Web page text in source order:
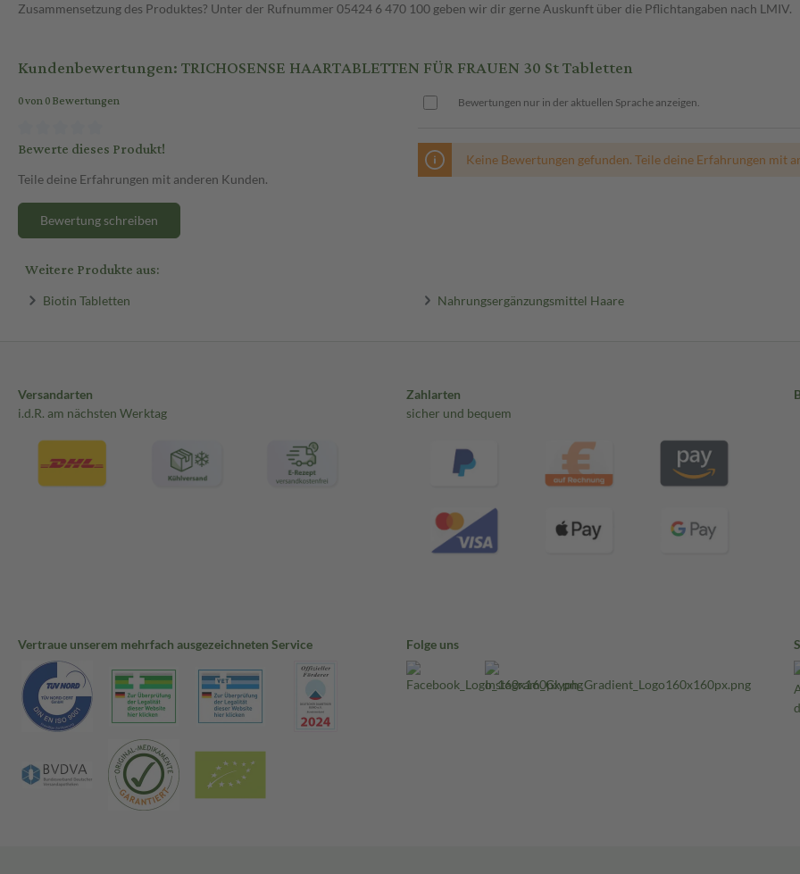
Zusammensetzung des Produktes? Unter der Rufnummer 05424 6 470 100 geben wir dir gerne Auskunft über die Pflichtangaben nach LMIV.
Kundenbewertungen: TRICHOSENSE HAARTABLETTEN FÜR FRAUEN 30 St Tabletten
0 von 0 Bewertungen
Bewerte dieses Produkt!
Teile deine Erfahrungen mit anderen Kunden.
Bewertung schreiben
Bewertungen nur in der aktuellen Sprache anzeigen.
Keine Bewertungen gefunden. Teile deine Erfahrungen mit
Weitere Produkte aus:
Biotin Tabletten Nahrungsergänzungsmittel Haare
Versandarten
i.d.R. am nächsten Werktag
Zahlarten
sicher und bequem
Vertraue unserem mehrfach ausgezeichneten Service Folge uns